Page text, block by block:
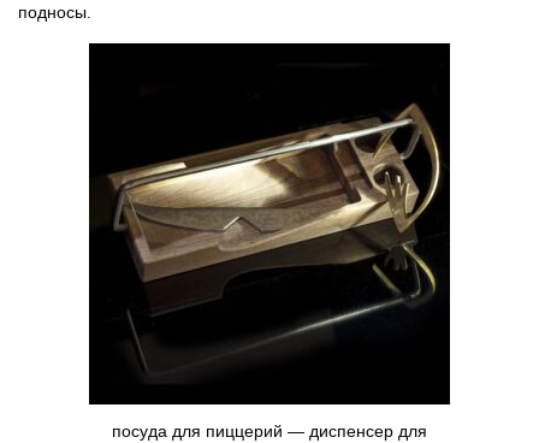
подносы.
посуда для пиццерий — диспенсер для